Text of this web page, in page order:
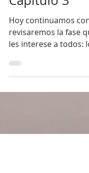
Guía Rápida
de Bodas y
Capítulo 3
Hoy continuamos
revisaremos la fase